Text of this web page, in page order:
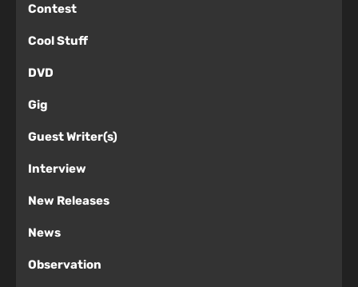
Contest
Cool Stuff
DVD
Gig
Guest Writer(s)
Interview
New Releases
News
Observation